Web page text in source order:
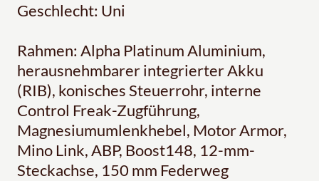
Geschlecht: Uni
Rahmen: Alpha Platinum Aluminium,
herausnehmbarer integrierter Akku
(RIB), konisches Steuerrohr, interne
Control Freak-Zugführung,
Magnesiumumlenkhebel, Motor Armor,
Mino Link, ABP, Boost148, 12-mm-
Steckachse, 150 mm Federweg